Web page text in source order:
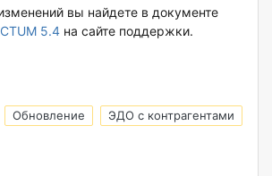
вы найдете в документе
5.4 на сайте поддержки.
Обновление
ЭДО с контрагентами